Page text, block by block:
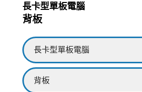
長卡型單板電腦
背板